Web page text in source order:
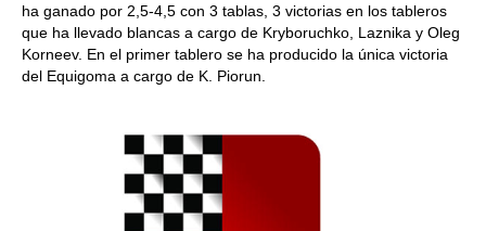
ha ganado por 2,5-4,5 con 3 tablas, 3 victorias en los tableros
que ha llevado blancas a cargo de Kryboruchko, Laznika y Oleg
Korneev. En el primer tablero se ha producido la única victoria
del Equigoma a cargo de K. Piorun.